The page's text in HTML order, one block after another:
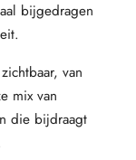
bijgedragen
van
mix van
die bijdraagt